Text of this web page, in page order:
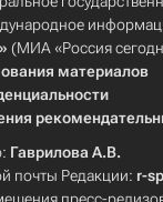
(МИА «Россия
материалов
Гаврилова А.В.
почты Редакции: r-